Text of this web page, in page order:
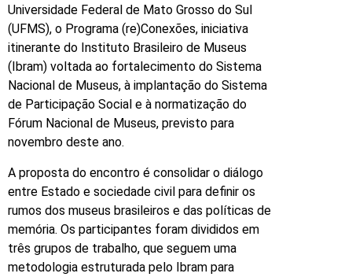
Universidade Federal de Mato Grosso do Sul
(UFMS), o Programa (re)Conexões, iniciativa
itinerante do Instituto Brasileiro de Museus
(Ibram) voltada ao fortalecimento do Sistema
Nacional de Museus, à implantação do Sistema
de Participação Social e à normatização do
Fórum Nacional de Museus, previsto para
novembro deste ano.
A proposta do encontro é consolidar o diálogo
entre Estado e sociedade civil para definir os
rumos dos museus brasileiros e das políticas de
memória. Os participantes foram divididos em
três grupos de trabalho, que seguem uma
metodologia estruturada pelo Ibram para